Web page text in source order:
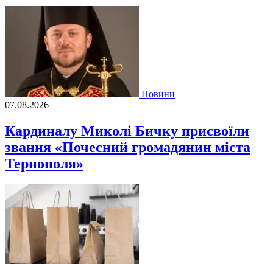
Новини
07.08.2026
Кардиналу Миколі Бичку присвоїли
звання «Почесний громадянин міста
Тернополя»